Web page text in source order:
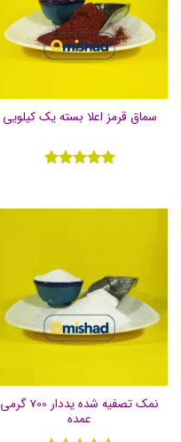
سماق قرمز اعلا بسته یک کیلویی
نمک تصفیه شده یددار 700 گرمی
عمده